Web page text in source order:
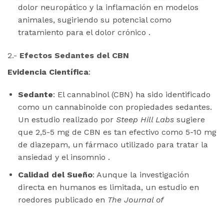
dolor neuropático y la inflamación en modelos
animales, sugiriendo su potencial como
tratamiento para el dolor crónico .
2.- Efectos Sedantes del CBN
Evidencia Científica:
Sedante: El cannabinol (CBN) ha sido identificado
como un cannabinoide con propiedades sedantes.
Un estudio realizado por Steep Hill Labssugiere
que 2,5-5 mg de CBN es tan efectivo como 5-10 mg
de diazepam, un fármaco utilizado para tratar la
ansiedad y el insomnio .
Calidad del Sueño: Aunque la investigación
directa en humanos es limitada, un estudio en
roedores publicado en The Journal of